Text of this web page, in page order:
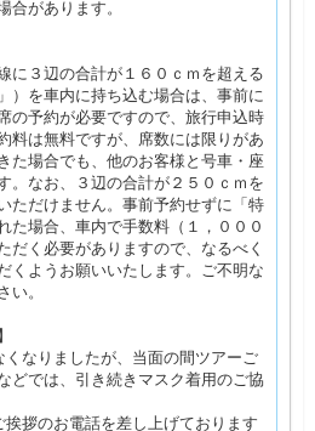
合があります。
に３辺の合計が１６０ｃｍを超える
）を車内に持ち込む場合は、事前に
の予約が必要ですので、旅行申込時
料は無料ですが、席数には限りがあ
た場合でも、他のお客様と号車・座
。なお、３辺の合計が２５０ｃｍを
ただけません。事前予約せずに「特
た場合、車内で手数料（１，０００
だく必要がありますので、なるべく
くようお願いいたします。ご不明な
い。
なりましたが、当面の間ツアーご
どでは、引き続きマスク着用のご協
拶のお電話を差し上げております